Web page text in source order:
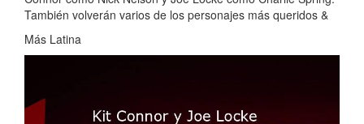
También volverán varios de los personajes más queridos &
Más Latina